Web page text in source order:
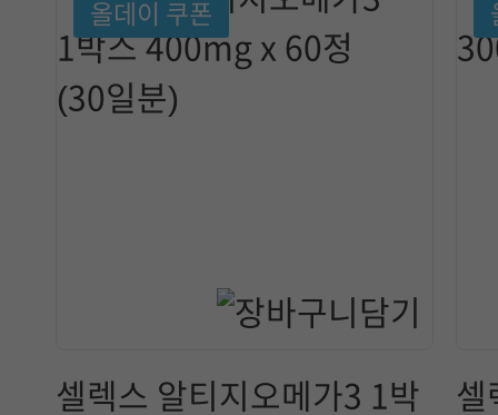
올데이 쿠폰
셀렉스 알티지오메가3 1박
셀